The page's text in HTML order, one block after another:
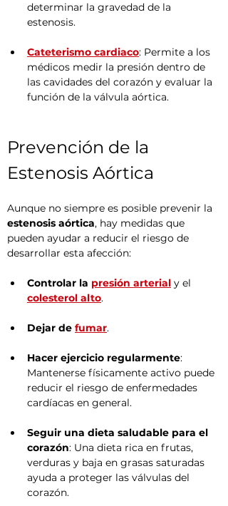
determinar la gravedad de la
estenosis.
Cateterismo cardiaco: Permite a los
médicos medir la presión dentro de
las cavidades del corazón y evaluar la
función de la válvula aórtica.
Prevención de la
Estenosis Aórtica
Aunque no siempre es posible prevenir la
estenosis aórtica, hay medidas que
pueden ayudar a reducir el riesgo de
desarrollar esta afección:
Controlar la presión arterial y el
colesterol alto.
Dejar de fumar.
Hacer ejercicio regularmente:
Mantenerse físicamente activo puede
reducir el riesgo de enfermedades
cardíacas en general.
Seguir una dieta saludable para el
corazón: Una dieta rica en frutas,
verduras y baja en grasas saturadas
ayuda a proteger las válvulas del
corazón.